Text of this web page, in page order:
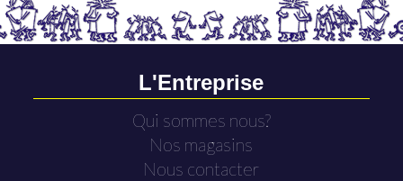
L'Entreprise
Qui sommes nous?
Nos magasins
Nous contacter